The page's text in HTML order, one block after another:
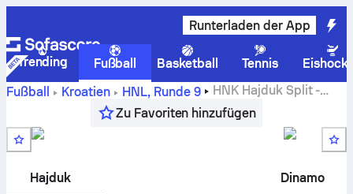
Runterladen der App
Trending Fußball Basketball Tennis
Fußball
Kroatien HNL, Runde 9 HNK Hajduk Split-
GNK Dinamo Zagreblive ticker, H2H resultate, tabelle und
vorhersagen
Zu Favoriten hinzufügen
Hajduk
Dinamo